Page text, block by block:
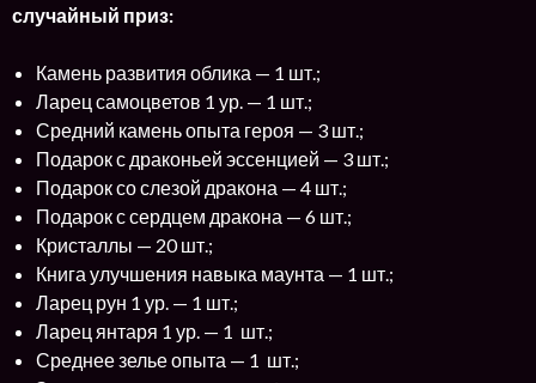
случайный приз:
Камень развития облика — 1 шт.;
Ларец самоцветов 1 ур. — 1 шт.;
Средний камень опыта героя — 3 шт.;
Подарок с драконьей эссенцией — 3 шт.;
Подарок со слезой дракона — 4 шт.;
Подарок с сердцем дракона — 6 шт.;
Кристаллы — 20 шт.;
Книга улучшения навыка маунта — 1 шт.;
Ларец рун 1 ур. — 1 шт.;
Ларец янтаря 1 ур. — 1 шт.;
Среднее зелье опыта — 1 шт.;